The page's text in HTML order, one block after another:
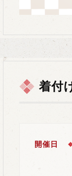
着付
開催日